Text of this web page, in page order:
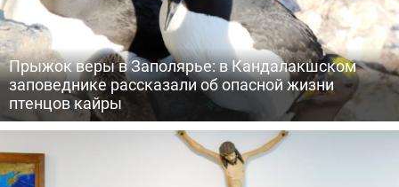
Прыжок веры в Заполярье: в Кандалакшском
заповеднике рассказали об опасной жизни
птенцов кайры